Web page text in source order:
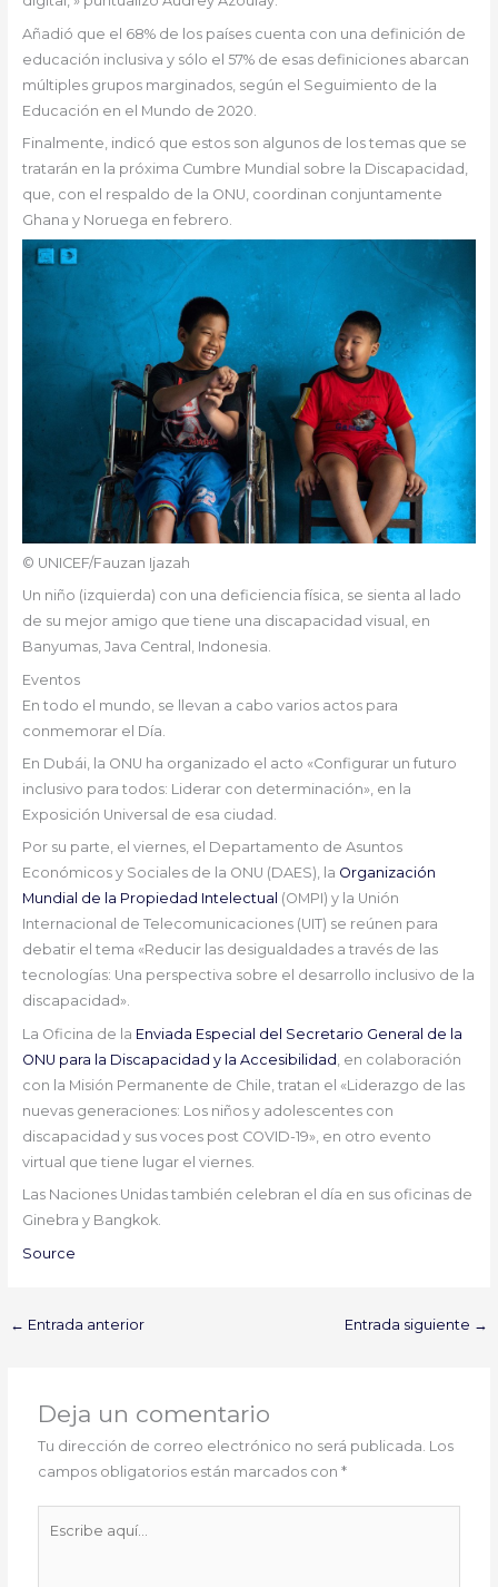
Añadió que el 68% de los países cuenta con una definición de
educación inclusiva y sólo el 57% de esas definiciones abarcan
múltiples grupos marginados, según el Seguimiento de la
Educación en el Mundo de 2020.
Finalmente, indicó que estos son algunos de los temas que se
tratarán en la próxima Cumbre Mundial sobre la Discapacidad,
que, con el respaldo de la ONU, coordinan conjuntamente
Ghana y Noruega en febrero.
© UNICEF/Fauzan Ijazah
Un niño (izquierda) con una deficiencia física, se sienta al lado
de su mejor amigo que tiene una discapacidad visual, en
Banyumas, Java Central, Indonesia.
Eventos
En todo el mundo, se llevan a cabo varios actos para
conmemorar el Día.
En Dubái, la ONU ha organizado el acto «Configurar un futuro
inclusivo para todos: Liderar con determinación», en la
Exposición Universal de esa ciudad.
Por su parte, el viernes, el Departamento de Asuntos
Económicos y Sociales de la ONU (DAES), la Organización
Mundial de la Propiedad Intelectual (OMPI) y la Unión
Internacional de Telecomunicaciones (UIT) se reúnen para
debatir el tema «Reducir las desigualdades a través de las
tecnologías: Una perspectiva sobre el desarrollo inclusivo de la
discapacidad».
La Oficina de la Enviada Especial del Secretario General de la
ONU para la Discapacidad y la Accesibilidad , en colaboración
con la Misión Permanente de Chile, tratan el «Liderazgo de las
nuevas generaciones: Los niños y adolescentes con
discapacidad y sus voces post COVID-19», en otro evento
virtual que tiene lugar el viernes.
Las Naciones Unidas también celebran el día en sus oficinas de
Ginebra y Bangkok.
Source
← Entrada anterior Entrada siguiente →
Deja un comentario
Tu dirección de correo electrónico no será publicada. Los
campos obligatorios están marcados con*